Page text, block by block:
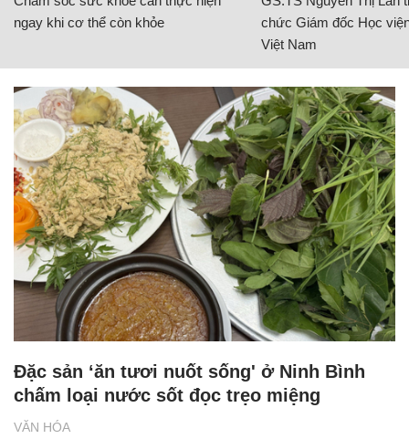
ngay khi cơ thể còn khỏe
chức Giám đốc Học
Việt Nam
VĂN HÓA
Đặc sản ‘ăn tươi nuốt sống' ở Ninh Bình
chấm loại nước sốt đọc trẹo miệng